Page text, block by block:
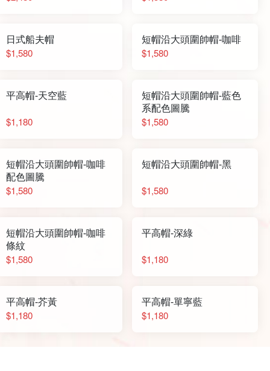
日式船夫帽
$1,580
短帽沿大頭圍帥帽-咖啡
$1,580
平高帽-天空藍
$1,180
短帽沿大頭圍帥帽-藍色
系配色圖騰
$1,580
短帽沿大頭圍帥帽-咖啡
配色圖騰
$1,580
短帽沿大頭圍帥帽-黑
$1,580
短帽沿大頭圍帥帽-咖啡
條紋
$1,580
平高帽-深綠
$1,180
平高帽-芥黃
$1,180
平高帽-單寧藍
$1,180